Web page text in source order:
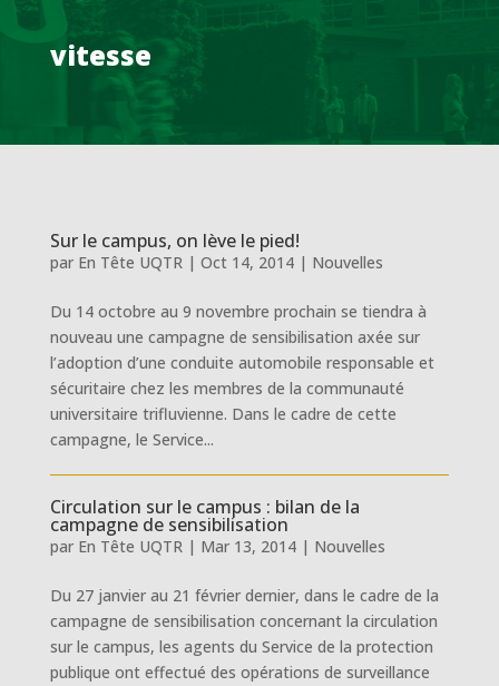
vitesse
Sur le campus, on lève le pied!
par En Tête UQTR| Oct 14, 2014| Nouvelles
Du 14 octobre au 9 novembre prochain se tiendra à
nouveau une campagne de sensibilisation axée sur
l’adoption d’une conduite automobile responsable et
sécuritaire chez les membres de la communauté
universitaire trifluvienne. Dans le cadre de cette
campagne, le Service...
Circulation sur le campus : bilan de la
campagne de sensibilisation
par En Tête UQTR| Mar 13, 2014| Nouvelles
Du 27 janvier au 21 février dernier, dans le cadre de la
campagne de sensibilisation concernant la circulation
sur le campus, les agents du Service de la protection
publique ont effectué des opérations de surveillance